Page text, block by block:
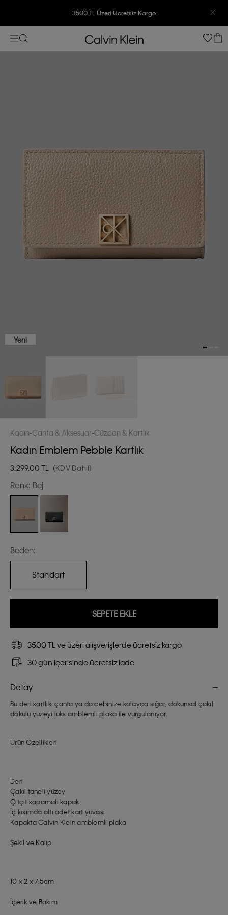
3500 TL Üzeri Ücretsiz Kargo
7500 TL Ve Üzeri Alışverişlerinizde 6 Taksit İmkanı
Yeni
Kadın Çanta & Aksesuar Cüzdan & Kartlık
Kadın Emblem Pebble Kartlık
3.299,00 TL (KDV Dahil)
Renk: Bej
Beden:
Standart
SEPETE EKLE
3500 TL ve üzeri alışverişlerde ücretsiz kargo
30 gün içerisinde ücretsiz iade
Detay
Bu deri kartlık, çanta ya da cebinize kolayca sığar; dokunsal çakıl
dokulu yüzeyi lüks amblemli plaka ile vurgulanıyor.
Ürün Özellikleri
Deri
Çakıl taneli yüzey
Çıtçıt kapamalı kapak
İç kısımda altı adet kart yuvası
Kapakta Calvin Klein amblemli plaka
Şekil ve Kalıp
10 x 2 x 7,5cm
İçerik ve Bakım